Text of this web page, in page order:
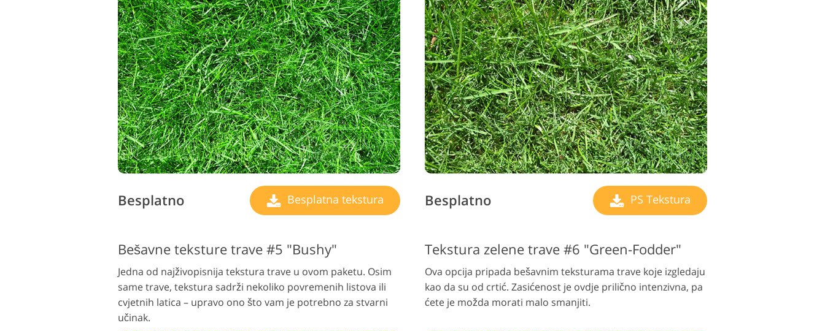
Besplatno Besplatna tekstura Besplatno PS Tekstura
Bešavne teksture trave #5 "Bushy"
Jedna od najživopisnija tekstura trave u ovom paketu. Osim
same trave, tekstura sadrži nekoliko povremenih listova ili
cvjetnih latica – upravo ono što vam je potrebno za stvarni
učinak.
Tekstura zelene trave #6 "Green-Fodder"
Ova opcija pripada bešavnim teksturama trave koje izgledaju
kao da su od crtić. Zasićenost je ovdje prilično intenzivna, pa
ćete je možda morati malo smanjiti.